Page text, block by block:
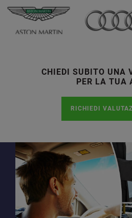
CHIEDI SUBITO UNA
PER LA TUA
RICHIEDI